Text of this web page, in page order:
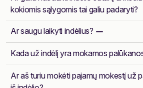
kokiomis sąlygomis tai galiu padaryti?
Ar saugu laikyti indėlius?
Kada už indėlį yra mokamos
Ar aš turiu mokėti pajamų mokestį už